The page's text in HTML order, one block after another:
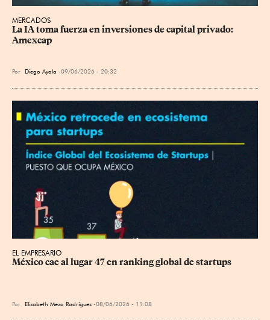
MERCADOS
La IA toma fuerza en inversiones de capital privado:
Amexcap
Por Diego Ayala 09/06/2026 - 20:32
EL EMPRESARIO
México cae al lugar 47 en ranking global de startups
Por Elizabeth Meza Rodríguez 08/06/2026 - 11:08